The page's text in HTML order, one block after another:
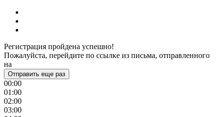
Регистрация пройдена успешно!
Пожалуйста, перейдите по ссылке из письма, отправленного
на
Отправить еще раз
00:00
01:00
02:00
03:00